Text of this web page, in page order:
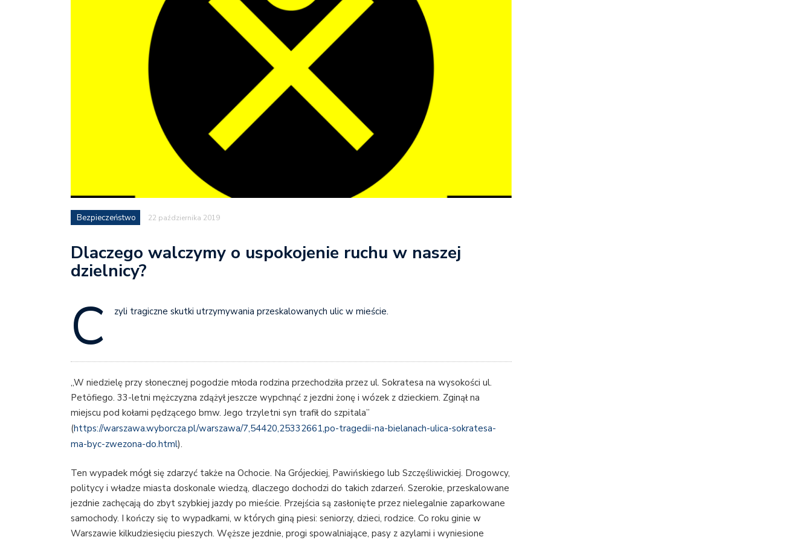
Bezpieczeństwo 22 października 2019
Dlaczego walczymy o uspokojenie ruchu w naszej
dzielnicy?
C zyli tragiczne skutki utrzymywania przeskalowanych ulic w mieście.
„W niedzielę przy słonecznej pogodzie młoda rodzina przechodziła przez ul. Sokratesa na wysokości ul.
Petöfiego. 33-letni mężczyzna zdążył jeszcze wypchnąć z jezdni żonę i wózek z dzieckiem. Zginął na
miejscu pod kołami pędzącego bmw. Jego trzyletni syn trafił do szpitala”
(https://warszawa.wyborcza.pl/warszawa/7,54420,25332661,po-tragedii-na-bielanach-ulica-sokratesa-
ma-byc-zwezona-do.html).
Ten wypadek mógł się zdarzyć także na Ochocie. Na Grójeckiej, Pawińskiego lub Szczęśliwickiej. Drogowcy,
politycy i władze miasta doskonale wiedzą, dlaczego dochodzi do takich zdarzeń. Szerokie, przeskalowane
jezdnie zachęcają do zbyt szybkiej jazdy po mieście. Przejścia są zasłonięte przez nielegalnie zaparkowane
samochody. I kończy się to wypadkami, w których giną piesi: seniorzy, dzieci, rodzice. Co roku ginie w
Warszawie kilkudziesięciu pieszych. Węższe jezdnie, progi spowalniające, pasy z azylami i wyniesione